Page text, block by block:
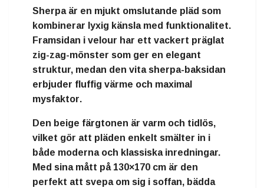
Sherpa är en mjukt omslutande pläd som
kombinerar lyxig känsla med funktionalitet.
Framsidan i velour har ett vackert präglat
zig-zag-mönster som ger en elegant
struktur, medan den vita sherpa-baksidan
erbjuder fluffig värme och maximal
mysfaktor.
Den beige färgtonen är varm och tidlös,
vilket gör att pläden enkelt smälter in i
både moderna och klassiska inredningar.
Med sina mått på 130×170 cm är den
perfekt att svepa om sig i soffan, bädda